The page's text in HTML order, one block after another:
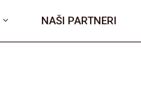
NAŠI PARTNERI